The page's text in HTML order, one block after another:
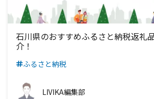
石川県のおすすめふるさと納税返礼
介！
ふるさと納税
LIVIKA編集部